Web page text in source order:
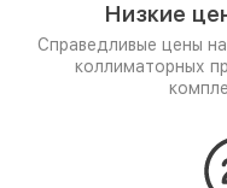
Низкие
Справедливые цены
коллиматорных